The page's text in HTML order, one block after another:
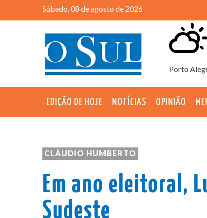
Sábado, 08 de agosto de 2026
Porto
EDIÇÃO DE HOJE NOTÍCIAS OPINIÃO
CLÁUDIO HUMBERTO
Em ano eleitoral,
Sudeste